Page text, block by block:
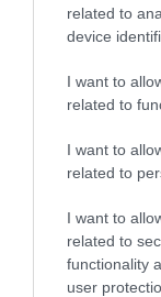
related to
device
I want to
related to
I want to
related to
I want to
related to
functionality
user